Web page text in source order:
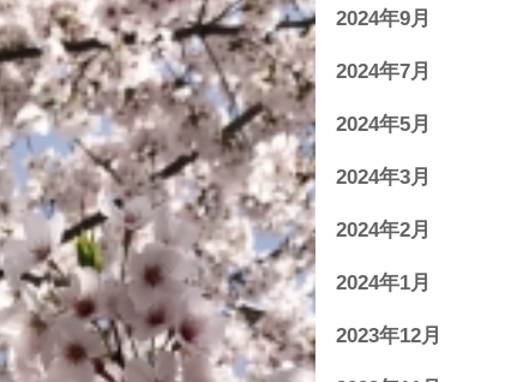
2024年9月
2024年7月
2024年5月
2024年3月
2024年2月
2024年1月
2023年12月